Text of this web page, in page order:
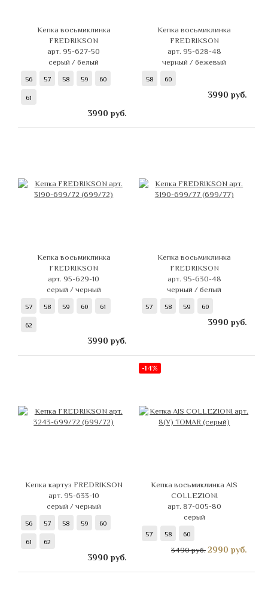
Кепка восьмиклинка
FREDRIKSON
арт. 95-627-50
серый / белый
56 57 58 59 60
61
3990 руб.
Кепка восьмиклинка
FREDRIKSON
арт. 95-628-48
черный / бежевый
58 60
3990 руб.
Кепка восьмиклинка
FREDRIKSON
арт. 95-629-10
серый / черный
57 58 59 60 61
62
3990 руб.
Кепка восьмиклинка
FREDRIKSON
арт. 95-630-48
черный / белый
57 58 59 60
3990 руб.
Кепка картуз FREDRIKSON
арт. 95-633-10
серый / черный
56 57 58 59 60
61 62
3990 руб.
-14%
Кепка восьмиклинка AIS
COLLEZIONI
арт. 87-005-80
серый
57 58 60
3490 руб. 2990 руб.